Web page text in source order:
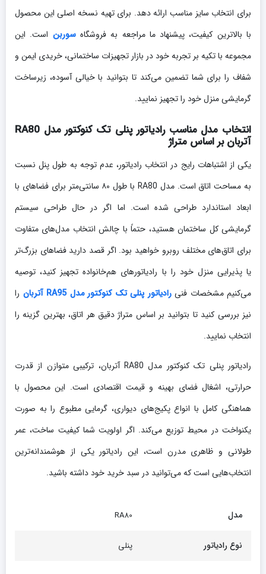
برای انتخاب سایز مناسب ارائه دهد. برای تهیه نسخه اصلی این محصول
با بالاترین کیفیت، پیشنهاد ما مراجعه به فروشگاه سوربن است. این
مجموعه با تکیه بر تجربه خود در بازار تجهیزات ساختمانی، خریدی ایمن و
شفاف را برای شما تضمین می‌کند تا بتوانید با خیالی آسوده، زیرساخت
گرمایشی منزل خود را تجهیز نمایید.
انتخاب مدل مناسب رادیاتور پنلی تک کنوکتور مدل RA80
آتربان بر اساس متراژ
یکی از اشتباهات رایج در انتخاب رادیاتور، عدم توجه به طول پنل نسبت
به مساحت اتاق است. مدل RA80 با طول ۸۰ سانتی‌متر برای فضاهای با
ابعاد استاندارد طراحی شده است. اما اگر در حال طراحی سیستم
گرمایشی کل ساختمان هستید، حتماً با چالش انتخاب مدل‌های متفاوت
برای اتاق‌های مختلف روبرو خواهید بود. اگر قصد دارید فضاهای بزرگ‌تر
یا پذیرایی منزل خود را با رادیاتورهای هم‌خانواده تجهیز کنید، توصیه
می‌کنیم مشخصات فنیرادیاتور پنلی تک کنوکتور مدل RA95 آتربان
را
نیز بررسی کنید تا بتوانید بر اساس متراژ دقیق هر اتاق، بهترین گزینه را
انتخاب نمایید.
رادیاتور پنلی تک کنوکتور مدل RA80 آتربان، ترکیبی متوازن از قدرت
حرارتی، اشغال فضای بهینه و قیمت اقتصادی است. این محصول با
هماهنگی کامل با انواع پکیج‌های دیواری، گرمایی مطبوع را به صورت
یکنواخت در محیط توزیع می‌کند. اگر اولویت شما کیفیت ساخت، عمر
طولانی و ظاهری مدرن است، این رادیاتور یکی از هوشمندانه‌ترین
انتخاب‌هایی است که می‌توانید در سبد خرید خود داشته باشید.
مدل RA80
نوع رادیاتور پنلی